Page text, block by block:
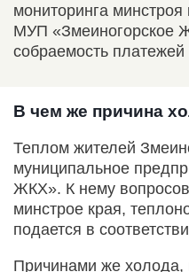
мониторинга минстроя
МУП «Змеиногорское
собраемость
В чем же причина
Теплом жителей
муниципальное
ЖКХ». К нему
минстрое края,
подается в
Причинами же холода,